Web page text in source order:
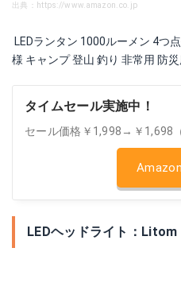
出典：https://www.amazon.co.jp
LEDランタン 1000ルーメン 4つ
様 キャンプ 登山 釣り 非常用 防
タイムセール実施中！
セール価格￥1,998→￥1,698
LEDヘッドライト：Litom